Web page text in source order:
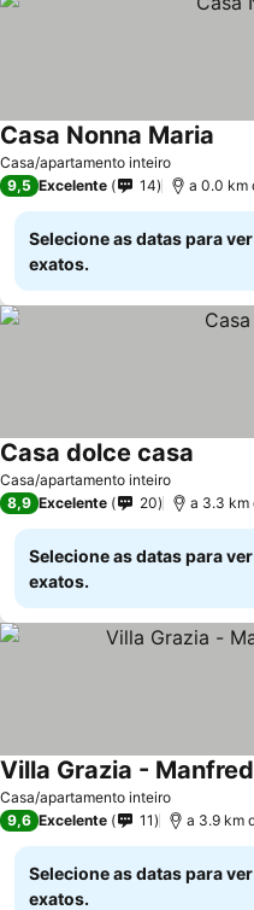
Casa/apartamento inteiro
Casa Nonna Maria
9,5 Excelente 14 a 0.0 km
Selecione as datas para
exatos.
Casa/apartamento inteiro
Casa dolce casa
8,9 Excelente 20 a 3.3 km
Selecione as datas para
exatos.
Casa/apartamento inteiro
Villa Grazia -
9,6 Excelente 11 a 3.9 km
Selecione as datas para
exatos.